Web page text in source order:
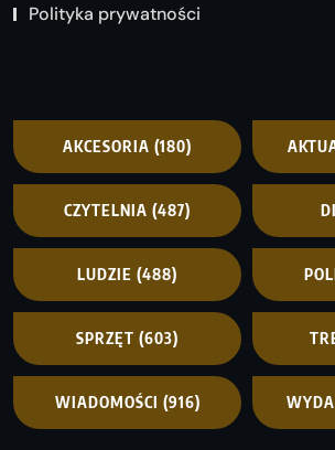
Polityka prywatności
AKCESORIA (180)
CZYTELNIA (487)
LUDZIE (488)
SPRZĘT (603)
WIADOMOŚCI (916)